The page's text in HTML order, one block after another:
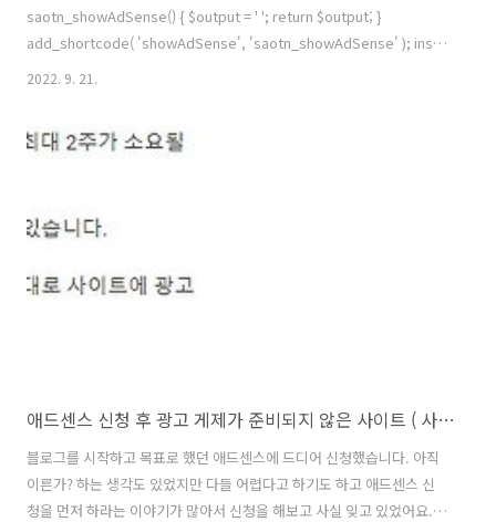
saotn_showAdSense() { $output = ' '; return $output; }
add_shortcode( 'showAdSense', 'saotn_showAdSense' ); ins
부분($output)은 본인 애드센스 계정에서 확인 한 값을 넣어주고 함수명
add_shortcode에는 2개의 파라미터가 사용됨. 자세한 내용은 아래 링
2022. 9. 21.
애드센스 신청 후 광고 게제가 준비되지 않은 사이트 ( 사이트가 다운되었거나 사용할 수 없음 )
블로그를 시작하고 목표로 했던 애드센스에 드디어 신청했습니다. 아직
이른가? 하는 생각도 있었지만 다들 어렵다고 하기도 하고 애드센스 신
청을 먼저 하라는 이야기가 많아서 신청을 해보고 사실 잊고 있었어요.